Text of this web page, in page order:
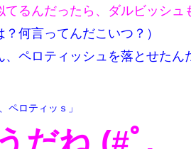
てるんだったら、ダルビッシ
？何言ってんだこいつ？）
、ペロティッシュを落とせたん
ペロティッｓ」